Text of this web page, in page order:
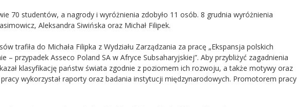
70 studentów, a nagrody i wyróżnienia zdobyło 11 osób. 8 grudnia wyróżnienia
Aleksandra Siwińska oraz Michał Filipek.
trafiła do Michała Filipka z Wydziału Zarządzania za pracę „Ekspansja polskich
– przypadek Asseco Poland SA w Afryce Subsaharyjskiej”. Aby przybliżyć zagadnienia
klasyfikację państw świata zgodnie z poziomem ich rozwoju, a także motywy oraz
wykorzystał raporty oraz badania instytucji międzynarodowych. Promotorem pracy